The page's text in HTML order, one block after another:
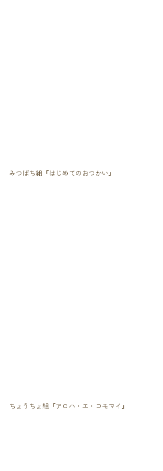
みつばち組『はじめてのおつかい』
ちょうちょ組『アロハ・エ・コモマイ』